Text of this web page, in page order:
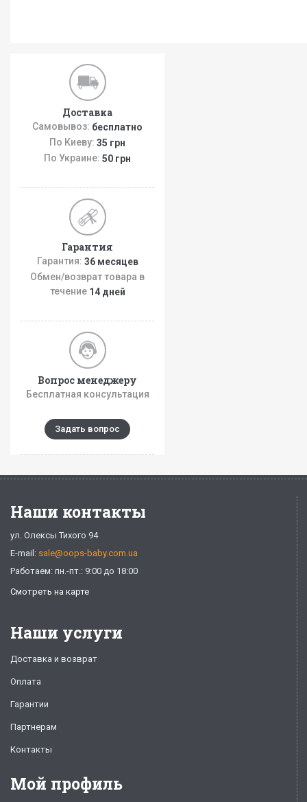
Доставка
Самовывоз: бесплатно
По Киеву: 35 грн
По Украине: 50 грн
Гарантия
Гарантия: 36 месяцев
Обмен/возврат товара в
течение 14 дней
Вопрос менеджеру
Бесплатная консультация
Задать вопрос
Наши контакты
ул. Олексы Тихого 94
E-mail: sale@oops-baby.com.ua
Работаем: пн.-пт.: 9:00 до 18:00
Смотреть на карте
Наши услуги
Доставка и возврат
Оплата
Гарантии
Партнерам
Контакты
Мой профиль